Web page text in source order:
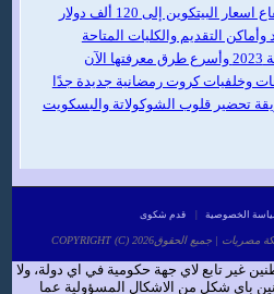
إلى 120 ألف دولار
تحضير قلوب الشوكولاتة والبسكويت
الخصوصية قدم شكوى
COPYRIGHT (C) 2026شكاوي وهموم المواطنين احد مواقع شبكة مصريات | جميع الحقوق
غير تابع لاي جهة حكومية في اي دولة، ولا
باي شكل من الاشكال المسؤولية عما